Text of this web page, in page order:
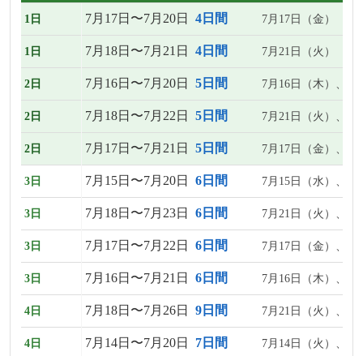
1日 7月17日〜7月20日 4日間 7月17日（金）
1日 7月18日〜7月21日 4日間 7月21日（火）
2日 7月16日〜7月20日 5日間 7月16日（木）、7
2日 7月18日〜7月22日 5日間 7月21日（火）、7
2日 7月17日〜7月21日 5日間 7月17日（金）、7
3日 7月15日〜7月20日 6日間 7月15日（水）、7
3日 7月18日〜7月23日 6日間 7月21日（火）、7
3日 7月17日〜7月22日 6日間 7月17日（金）、7
3日 7月16日〜7月21日 6日間 7月16日（木）、7
4日 7月18日〜7月26日 9日間 7月21日（火）、7
4日 7月14日〜7月20日 7日間 7月14日（火）、7